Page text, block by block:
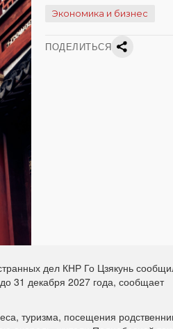
Экономика и бизнес
ПОДЕЛИТЬСЯ
дел КНР Го Цзякунь
31 декабря 2027 года, сообщает
туризма, посещения